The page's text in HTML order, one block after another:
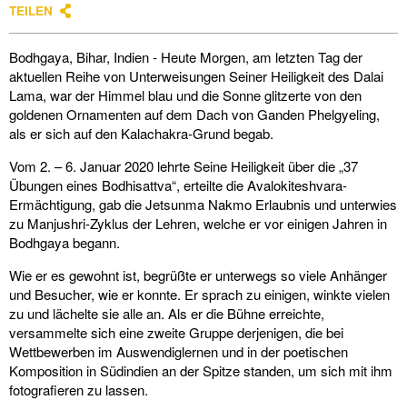
TEILEN
Bodhgaya, Bihar, Indien - Heute Morgen, am letzten Tag der
aktuellen Reihe von Unterweisungen Seiner Heiligkeit des Dalai
Lama, war der Himmel blau und die Sonne glitzerte von den
goldenen Ornamenten auf dem Dach von Ganden Phelgyeling,
als er sich auf den Kalachakra-Grund begab.
Vom 2. – 6. Januar 2020 lehrte Seine Heiligkeit über die „37
Übungen eines Bodhisattva“, erteilte die Avalokiteshvara-
Ermächtigung, gab die Jetsunma Nakmo Erlaubnis und unterwies
zu Manjushri-Zyklus der Lehren, welche er vor einigen Jahren in
Bodhgaya begann.
Wie er es gewohnt ist, begrüßte er unterwegs so viele Anhänger
und Besucher, wie er konnte. Er sprach zu einigen, winkte vielen
zu und lächelte sie alle an. Als er die Bühne erreichte,
versammelte sich eine zweite Gruppe derjenigen, die bei
Wettbewerben im Auswendiglernen und in der poetischen
Komposition in Südindien an der Spitze standen, um sich mit ihm
fotografieren zu lassen.